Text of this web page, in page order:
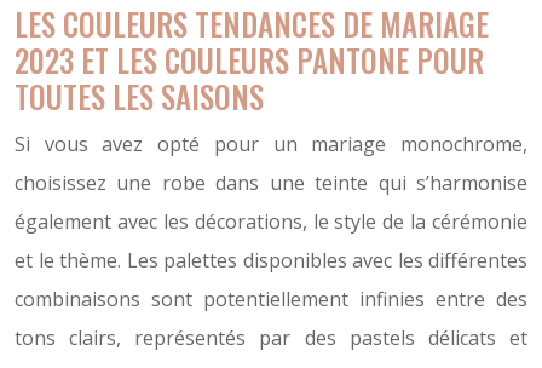
LES COULEURS TENDANCES DE MARIAGE
2023 ET LES COULEURS PANTONE POUR
TOUTES LES SAISONS
Si vous avez opté pour un mariage monochrome,
choisissez une robe dans une teinte qui s’harmonise
également avec les décorations, le style de la cérémonie
et le thème. Les palettes disponibles avec les différentes
combinaisons sont potentiellement infinies entre des
tons clairs, représentés par des pastels délicats et